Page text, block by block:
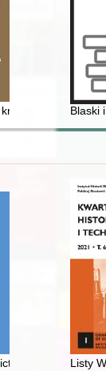
: Blaski
of Listy